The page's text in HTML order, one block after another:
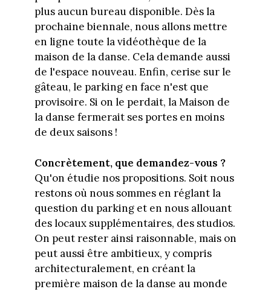
plus aucun bureau disponible. Dès la
prochaine biennale, nous allons mettre
en ligne toute la vidéothèque de la
maison de la danse. Cela demande aussi
de l'espace nouveau. Enfin, cerise sur le
gâteau, le parking en face n'est que
provisoire. Si on le perdait, la Maison de
la danse fermerait ses portes en moins
de deux saisons !
Concrètement, que demandez-vous ?
Qu'on étudie nos propositions. Soit nous
restons où nous sommes en réglant la
question du parking et en nous allouant
des locaux supplémentaires, des studios.
On peut rester ainsi raisonnable, mais on
peut aussi être ambitieux, y compris
architecturalement, en créant la
première maison de la danse au monde